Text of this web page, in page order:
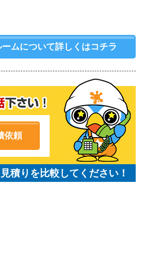
ームについて詳しくはコチラ
依頼
積りを比較してください！